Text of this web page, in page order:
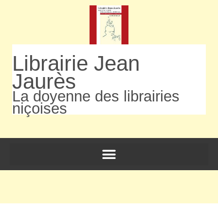
Librairie Jean
Jaurès
La doyenne des librairies
niçoises